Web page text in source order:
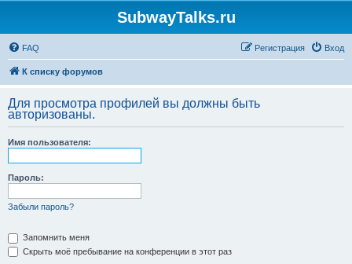
SubwayTalks.ru
FAQ Вход
Регистрация
К списку форумов
Для просмотра профилей вы должны быть
авторизованы.
Имя пользователя:
Пароль:
Забыли пароль?
Запомнить меня
Скрыть моё пребывание на конференции в этот раз